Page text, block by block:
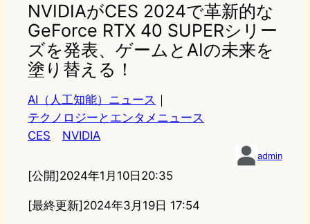
NVIDIAがCES 2024で革新的な
GeForce RTX 40 SUPERシリー
ズを発表、ゲームとAIの未来を
塗り替える！
AI（人工知能）ニュース ｜
テクノロジーとエンタメニュース
CES
NVIDIA
admin
[公開]2024年1月10日20:35
[最終更新]2024年3月19日 17:54